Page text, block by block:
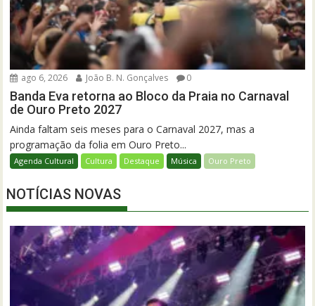
ago 6, 2026 João B. N. Gonçalves 0
Banda Eva retorna ao Bloco da Praia no Carnaval
de Ouro Preto 2027
Ainda faltam seis meses para o Carnaval 2027, mas a
programação da folia em Ouro Preto...
Agenda Cultural Cultura Destaque Música Ouro Preto
NOTÍCIAS NOVAS